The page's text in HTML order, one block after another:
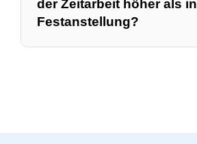
der Zeitarbeit höher als in
Festanstellung?